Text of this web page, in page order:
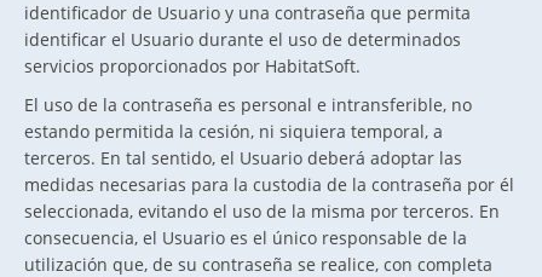
identificador de Usuario y una contraseña que permita
identificar el Usuario durante el uso de determinados
servicios proporcionados por HabitatSoft.
El uso de la contraseña es personal e intransferible, no
estando permitida la cesión, ni siquiera temporal, a
terceros. En tal sentido, el Usuario deberá adoptar las
medidas necesarias para la custodia de la contraseña por él
seleccionada, evitando el uso de la misma por terceros. En
consecuencia, el Usuario es el único responsable de la
utilización que, de su contraseña se realice, con completa